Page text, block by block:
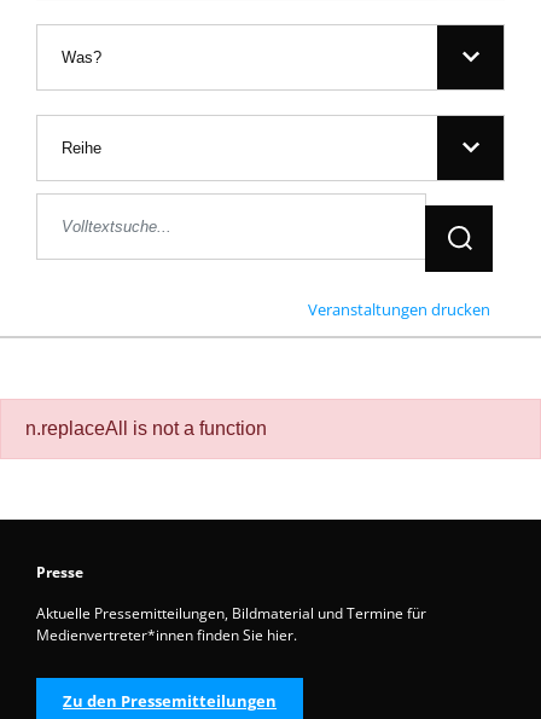
Was?
Reihe
Jetzt
Veranstaltungen drucken
n.replaceAll is not a function
Presse
Aktuelle Pressemitteilungen, Bildmaterial und Termine für
Medienvertreter*innen finden Sie hier.
Zu den Pressemitteilungen